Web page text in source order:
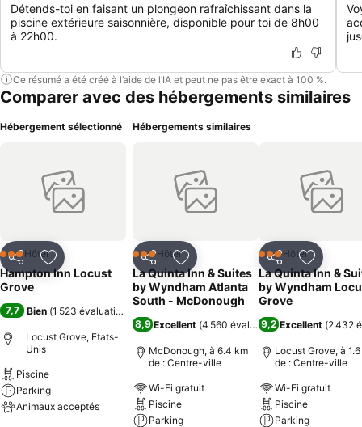
Détends-toi en faisant un plongeon rafraîchissant dans la
piscine extérieure saisonnière, disponible pour toi de 8h00
à 22h00.
Ce résumé a été créé à l’aide de l’IA et peut ne pas être exact à 100 %.
Comparer avec des hébergements similaires
Hébergement sélectionné
PartagerAjouter à mes favoris
3 ÉtoilesHôtel
Hampton Inn Locust
Grove
7,7 Bien (1 523 évaluations
Locust Grove, Etats-
Unis
Piscine
Parking
Animaux acceptés
Hébergements similaires
PartagerAjouter à mes favoris
3 ÉtoilesHôtel
La Quinta Inn & Suites
by Wyndham Atlanta
South - McDonough
8,9 Excellent (4 560 évaluations)
McDonough, à 6.4 km
de : Centre-ville
Wi-Fi gratuit
Piscine
Parking
PartagerAjouter
3 ÉtoilesHôtel
La Quinta Inn &
by Wyndham
Grove
9,2 Excellent (2 432
Locust Grove, à
de : Centre-ville
Wi-Fi gratuit
Piscine
Parking